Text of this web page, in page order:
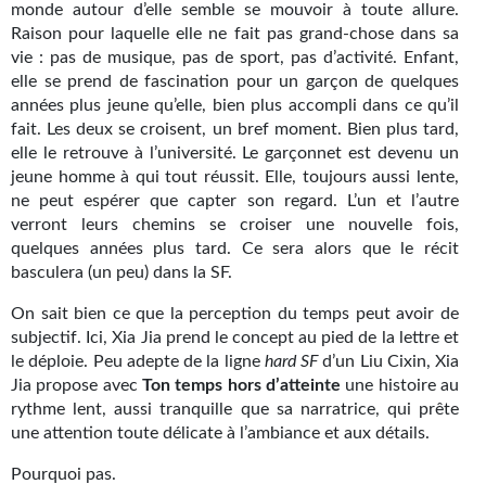
Romans et recueils
Une Heure-Lumière
Nouvelles
Bifrost
Livres audio
Gratuit
Sans DRM
BIFROST
Tous les numéros
En numérique
S'abonner
monde autour d’elle semble se mouvoir à toute allure.
Raison pour laquelle elle ne fait pas grand-chose dans sa
vie : pas de musique, pas de sport, pas d’activité. Enfant,
elle se prend de fascination pour un garçon de quelques
années plus jeune qu’elle, bien plus accompli dans ce qu’il
fait. Les deux se croisent, un bref moment. Bien plus tard,
elle le retrouve à l’université. Le garçonnet est devenu un
jeune homme à qui tout réussit. Elle, toujours aussi lente,
ne peut espérer que capter son regard. L’un et l’autre
verront leurs chemins se croiser une nouvelle fois,
quelques années plus tard. Ce sera alors que le récit
basculera (un peu) dans la SF.
On sait bien ce que la perception du temps peut avoir de
subjectif. Ici, Xia Jia prend le concept au pied de la lettre et
le déploie. Peu adepte de la ligne hard SFd’un Liu Cixin, Xia
Jia propose avec Ton temps hors d’atteinte une histoire au
rythme lent, aussi tranquille que sa narratrice, qui prête
une attention toute délicate à l’ambiance et aux détails.
Pourquoi pas.